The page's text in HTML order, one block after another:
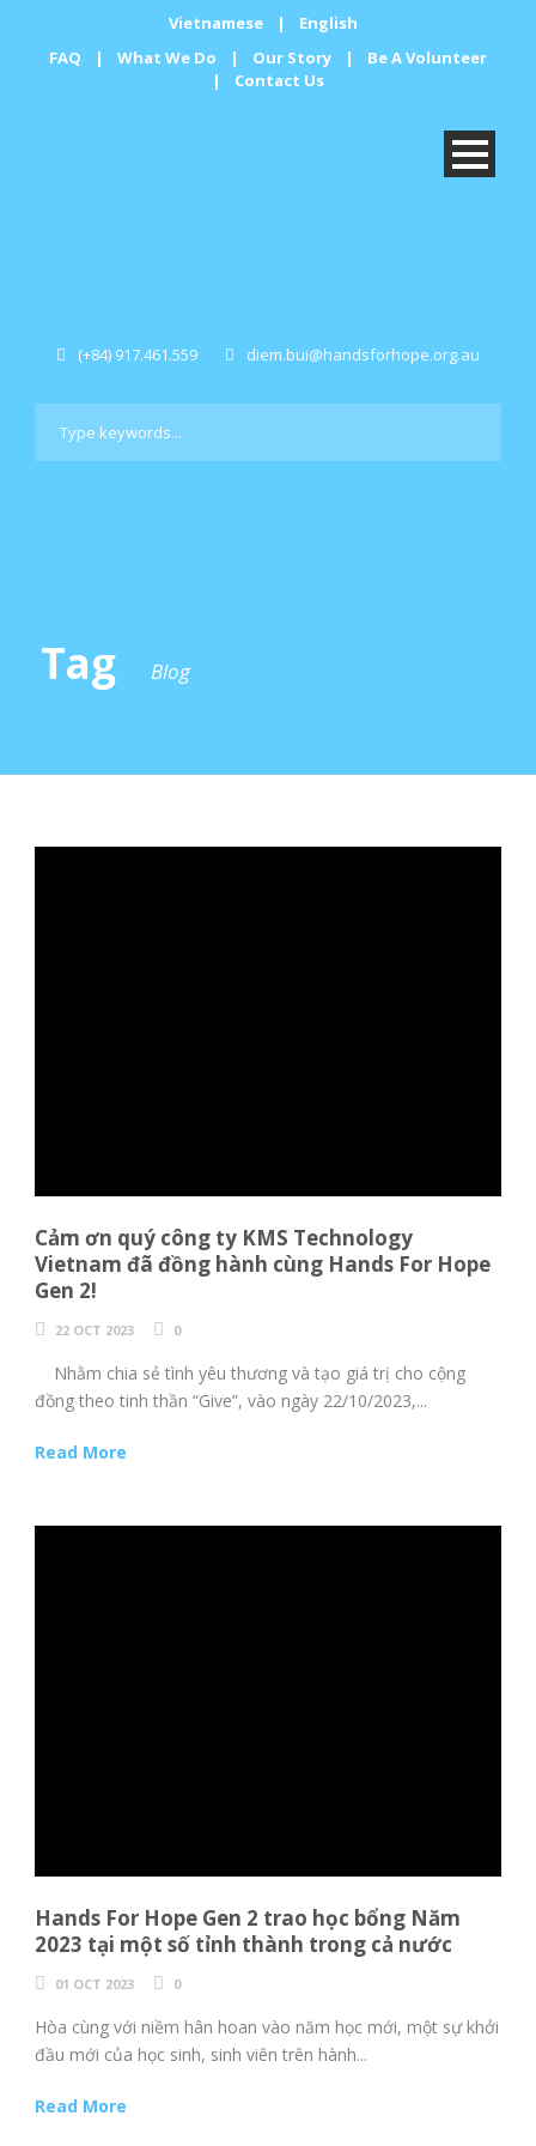
Vietnamese |
English
FAQ
| What We Do | Our Story |
Be A Volunteer
|
Contact Us
(+84) 917.461.559 diem.bui@handsforhope.org.au
Tag Blog
Cảm ơn quý công ty KMS Technology
Vietnam đã đồng hành cùng Hands For Hope
Gen 2!
22 OCT 2023 0
Nhằm chia sẻ tình yêu thương và tạo giá trị cho cộng
đồng theo tinh thần “Give”, vào ngày 22/10/2023,...
Read More
Hands For Hope Gen 2 trao học bổng Năm
2023 tại một số tỉnh thành trong cả nước
01 OCT 2023 0
Hòa cùng với niềm hân hoan vào năm học mới, một sự khởi
đầu mới của học sinh, sinh viên trên hành...
Read More